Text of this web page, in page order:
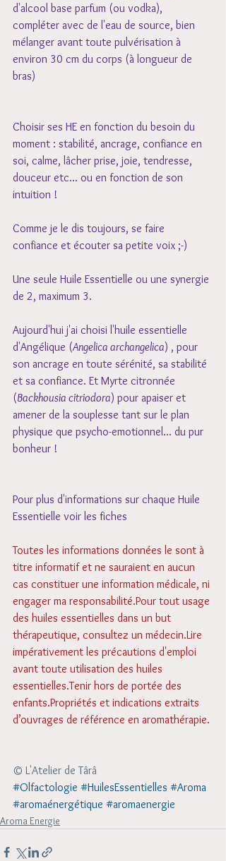
d'alcool base parfum (ou vodka),
compléter avec de l'eau de source, bien
mélanger avant toute pulvérisation à
environ 30 cm du corps (à longueur de
bras)
Choisir ses HE en fonction du besoin du
moment : stabilité, ancrage, confiance en
soi, calme, lâcher prise, joie, tendresse,
douceur etc... ou en fonction de son
intuition !
Comme je le dis toujours, se faire
confiance et écouter sa petite voix ;-)
Une seule Huile Essentielle ou une synergie
de 2, maximum 3.
Aujourd'hui j'ai choisi l'huile essentielle
d'Angélique (Angelica archangelica) , pour
son ancrage en toute sérénité, sa stabilité
et sa confiance. Et Myrte citronnée
(Backhousia citriodora) pour apaiser et
amener de la souplesse tant sur le plan
physique que psycho-emotionnel... du pur
bonheur !
Pour plus d'informations sur chaque Huile
Essentielle voir les fiches
Toutes les informations données le sont à
titre informatif et ne sauraient en aucun
cas constituer une information médicale, ni
engager ma responsabilité.Pour tout usage
des huiles essentielles dans un but
thérapeutique, consultez un médecin.Lire
impérativement les précautions d'emploi
avant toute utilisation des huiles
essentielles.Tenir hors de portée des
enfants.Propriétés et indications extraits
d’ouvrages de référence en aromathérapie.
© L'Atelier de Târâ
#Olfactologie #HuilesEssentielles #Aroma
#aromaénergétique #aromaenergie
Aroma Energie